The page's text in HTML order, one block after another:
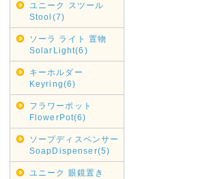
ユニーク スツール
Stool(7)
ソーラ ライト 置物
SolarLight(6)
キーホルダー
Keyring(6)
フラワーポット
FlowerPot(6)
ソープディスペンサー
SoapDispenser(5)
ユニーク 眼鏡置き